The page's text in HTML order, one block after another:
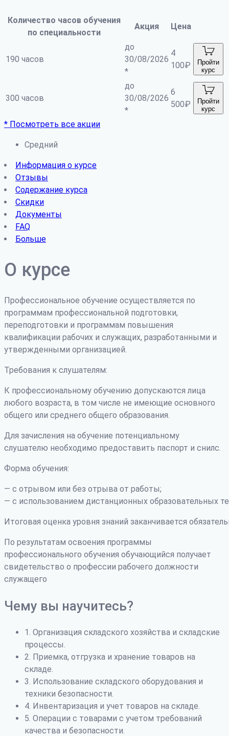
Количество часов обучения
по специальности
Акция Цена
190 часов
до
30/08/2026
*
4
100₽
Пройти
курс
300 часов
до
30/08/2026
*
6
500₽
Пройти
курс
* Посмотреть все акции
Средний
Информация о курсе
Отзывы
Содержание курса
Скидки
Документы
FAQ
Больше
О курсе
Профессиональное обучение осуществляется по
программам профессиональной подготовки,
переподготовки и программам повышения
квалификации рабочих и служащих, разработанными и
утвержденными организацией.
Требования к слушателям:
К профессиональному обучению допускаются лица
любого возраста, в том числе не имеющие основного
общего или среднего общего образования.
Для зачисления на обучение потенциальному
слушателю необходимо предоставить паспорт и снилс.
Форма обучения:
— с отрывом или без отрыва от работы;
— с использованием дистанционных образовательных
Итоговая оценка уровня знаний заканчивается
По результатам освоения программы
профессионального обучения обучающийся получает
свидетельство о профессии рабочего должности
служащего
Чему вы научитесь?
1. Организация складского хозяйства и складские
процессы.
2. Приемка, отгрузка и хранение товаров на
складе.
3. Использование складского оборудования и
техники безопасности.
4. Инвентаризация и учет товаров на складе.
5. Операции с товарами с учетом требований
качества и безопасности.